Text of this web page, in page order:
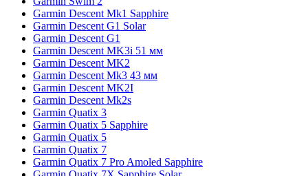
Garmin Descent Mk1 Sapphire
Garmin Descent G1 Solar
Garmin Descent G1
Garmin Descent MK3i 51 мм
Garmin Descent MK2
Garmin Descent Mk3 43 мм
Garmin Descent MK2I
Garmin Descent Mk2s
Garmin Quatix 3
Garmin Quatix 5 Sapphire
Garmin Quatix 5
Garmin Quatix 7
Garmin Quatix 7 Pro Amoled Sapphire